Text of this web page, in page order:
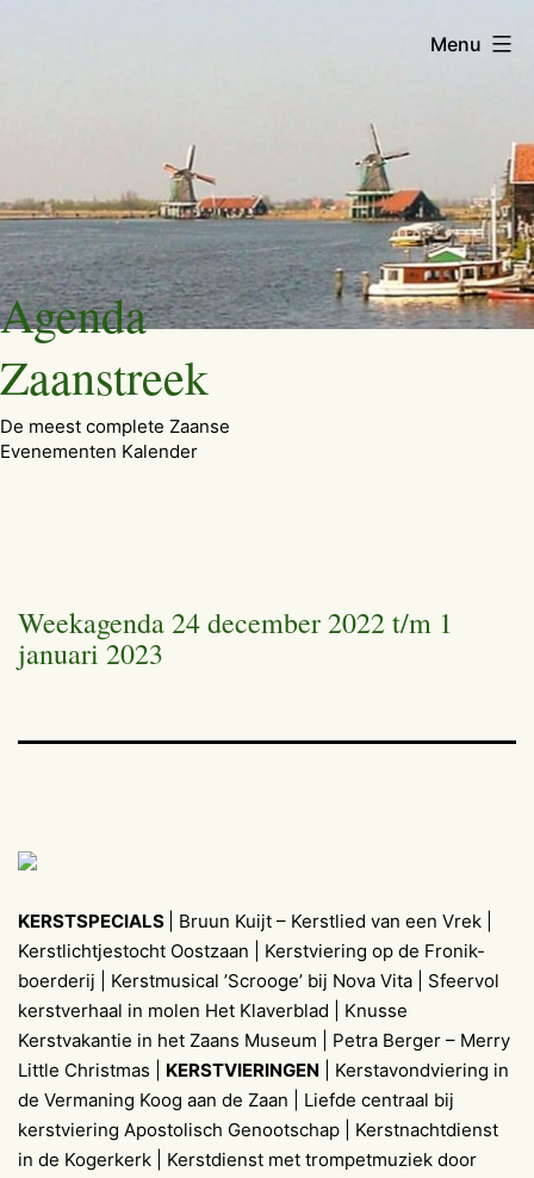
Ga
naar
de
inhoud
Agenda
Zaanstreek
De meest complete Zaanse
Evenementen Kalender
Menu
Weekagenda 24 december 2022 t/m 1
januari 2023
KERSTSPECIALS
| Bruun Kuijt – Kerstlied van een Vrek |
Kerstlichtjestocht Oostzaan | Kerstviering op de Fronik-
boerderij | Kerstmusical ’Scrooge’ bij Nova Vita | Sfeervol
kerstverhaal in molen Het Klaverblad | Knusse
Kerstvakantie in het Zaans Museum | Petra Berger – Merry
Little Christmas | KERSTVIERINGEN | Kerstavondviering in
de Vermaning Koog aan de Zaan | Liefde centraal bij
kerstviering Apostolisch Genootschap | Kerstnachtdienst
in de Kogerkerk | Kerstdienst met trompetmuziek door